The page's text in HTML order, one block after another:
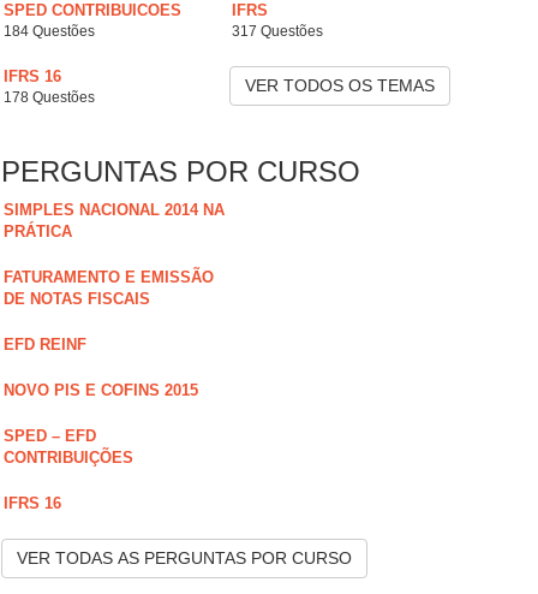
SPED CONTRIBUICOES
184 Questões
IFRS
317 Questões
IFRS 16
178 Questões
VER TODOS OS TEMAS
PERGUNTAS POR CURSO
SIMPLES NACIONAL 2014 NA
PRÁTICA
FATURAMENTO E EMISSÃO
DE NOTAS FISCAIS
EFD REINF
NOVO PIS E COFINS 2015
SPED – EFD
CONTRIBUIÇÕES
IFRS 16
VER TODAS AS PERGUNTAS POR CURSO